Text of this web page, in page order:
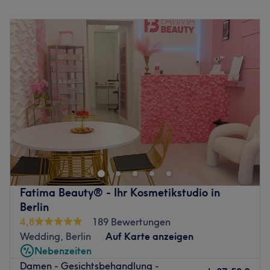
Atmosphäre: Harmonisch, beruhigend, freundlich
Expertise: Massagen
Produkte und Produktmarken: Tierversuchsfreie Produkte
Extras: Kostenlose Getränke, kostenpflichtige Parkplätze,
kostenloses W-LAN
Zurück zur Salonansicht
08:00
20:00
Mittwoch
20:00
Donnerstag
08:00
20:00
Freitag
20:00
Samstag
08:00 –20:00
Sonntag
10:00–18:00
Traumhaft lange Wimpern, top Maniküre oder auf
Hochglanz polierte Nägel – all diese Wünsche erfüllt das
Kosmetikinstitut SBeauty in Berlin-Wedding. Der schnellste
und sicherste Weg zum persönlichen Termin bei den
Schönheitsprofis führt über Treatwell.
Und dann begrüßt einen ein heller und moderner Raum
mit Entspannungsambiente und fein ausgewählten
Details. Eine wahre Schönheitsoase für Erholung und
kompetente Beratung für den neuen Wunsch-Look. Das
Fatima Beauty® - Ihr Kosmetikstudio in
Berlin
4,8
189 Bewertungen
Wedding, Berlin
Auf Karte anzeigen
Nebenzeiten
Damen - Gesichtsbehandlung -